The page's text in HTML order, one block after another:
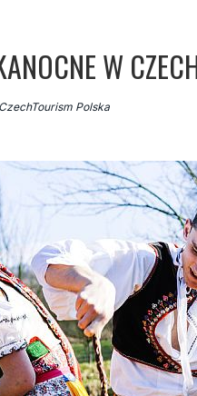
W
CzechTourism Polska